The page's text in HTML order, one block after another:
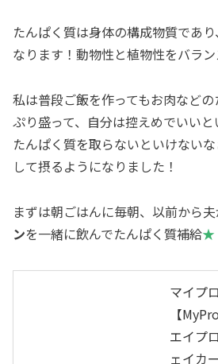
たんぱく質は身体の構成物質であ
なります！動物性と植物性をバラ
私は普段ご飯を作ってもお肉など
ぷり盛って、自分は控えめでいい
たんぱく質を取らないといけない
して摂るようになりました！
まずは朝ごはんに毎朝、以前から
ンを一緒に飲んでたんぱく質補給★
マイプ
【
エイプ
ェイカ